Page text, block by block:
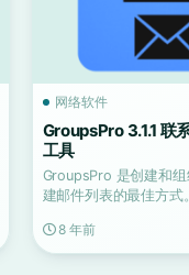
网络软件
GroupsPro 3.1.1 联
工具
GroupsPro 是创建和组
建邮件列表的最佳方式
8 年前